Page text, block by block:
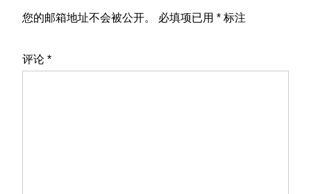
您的邮箱地址不会被公开。 必填项已用* 标注
评论*